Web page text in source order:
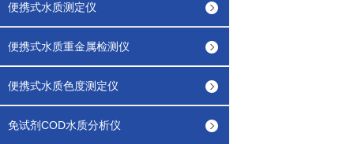
便携式水质测定仪
便携式水质重金属检测仪
便携式水质色度测定仪
免试剂COD水质分析仪